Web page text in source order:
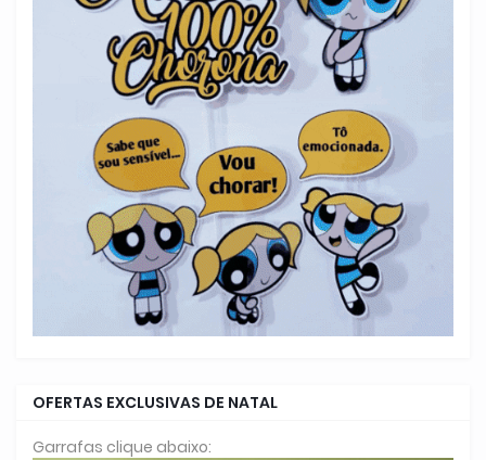
OFERTAS EXCLUSIVAS DE NATAL
Garrafas clique abaixo: